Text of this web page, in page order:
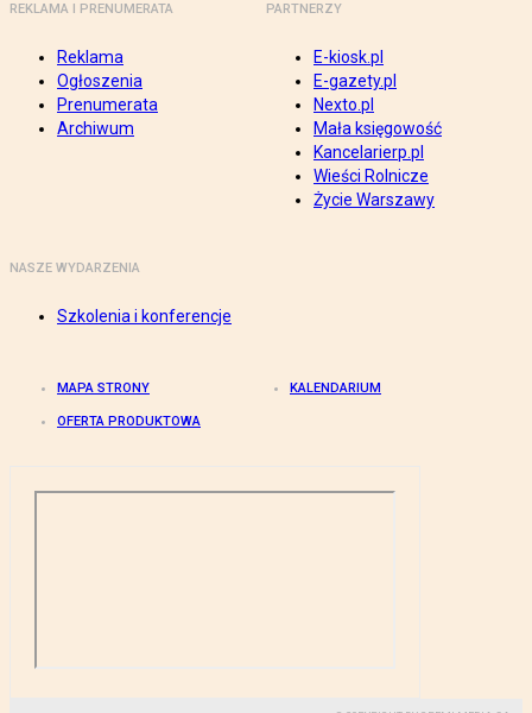
REKLAMA I PRENUMERATA
Reklama
Ogłoszenia
Prenumerata
Archiwum
PARTNERZY
E-kiosk.pl
E-gazety.pl
Nexto.pl
Mała księgowość
Kancelarierp.pl
Wieści Rolnicze
Życie Warszawy
NASZE WYDARZENIA
Szkolenia i konferencje
MAPA STRONY KALENDARIUM
OFERTA PRODUKTOWA